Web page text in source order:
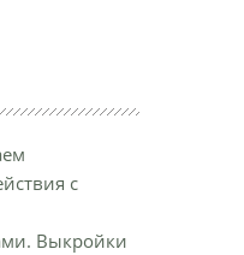
с
Выкройки